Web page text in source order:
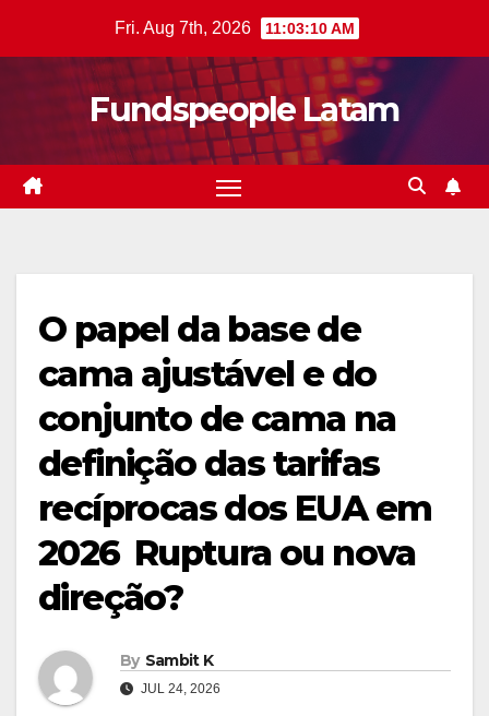
Fri. Aug 7th, 2026 11:03:11 AM
Fundspeople Latam
O papel da base de
cama ajustável e do
conjunto de cama na
definição das tarifas
recíprocas dos EUA em
2026  Ruptura ou nova
direção?
By Sambit K
JUL 24, 2026